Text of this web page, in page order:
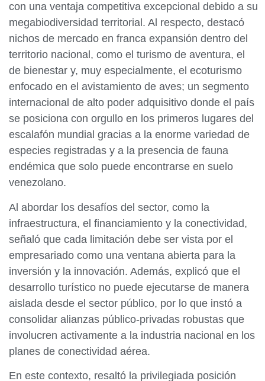
con una ventaja competitiva excepcional debido a su
megabiodiversidad territorial. Al respecto, destacó
nichos de mercado en franca expansión dentro del
territorio nacional, como el turismo de aventura, el
de bienestar y, muy especialmente, el ecoturismo
enfocado en el avistamiento de aves; un segmento
internacional de alto poder adquisitivo donde el país
se posiciona con orgullo en los primeros lugares del
escalafón mundial gracias a la enorme variedad de
especies registradas y a la presencia de fauna
endémica que solo puede encontrarse en suelo
venezolano.
Al abordar los desafíos del sector, como la
infraestructura, el financiamiento y la conectividad,
señaló que cada limitación debe ser vista por el
empresariado como una ventana abierta para la
inversión y la innovación. Además, explicó que el
desarrollo turístico no puede ejecutarse de manera
aislada desde el sector público, por lo que instó a
consolidar alianzas público-privadas robustas que
involucren activamente a la industria nacional en los
planes de conectividad aérea.
En este contexto, resaltó la privilegiada posición